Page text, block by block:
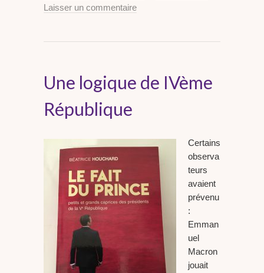
Laisser un commentaire
Une logique de IVème
République
Certains
observa
teurs
avaient
prévenu
:
Emman
uel
Macron
jouait